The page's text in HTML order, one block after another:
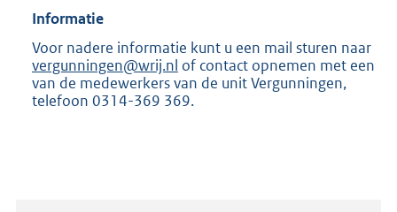
Informatie
Voor nadere informatie kunt u een mail sturen naar
vergunningen@wrij.nl of contact opnemen met een
van de medewerkers van de unit Vergunningen,
telefoon 0314-369 369.